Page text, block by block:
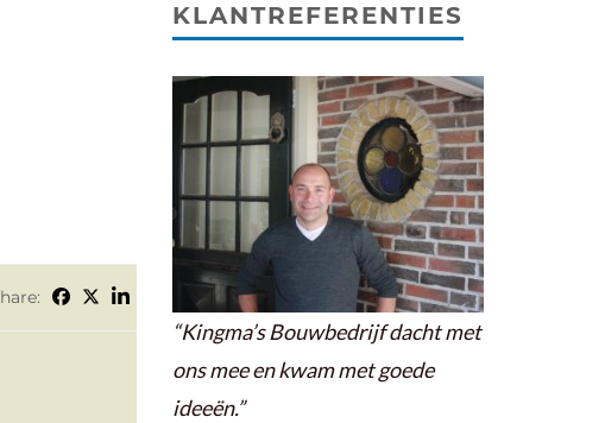
KLANTREFERENTIES
“Kingma’s Bouwbedrijf dacht met
ons mee en kwam met goede
ideeën.”